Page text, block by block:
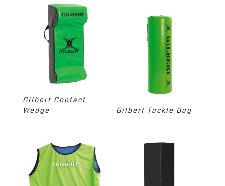
Gilbert Contact
Wedge
Gilbert Tackle Bag